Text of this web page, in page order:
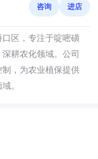
咨询 进店
区，专注于啶嘧磺
耕农化领域。公司
制，为农业植保提供
。